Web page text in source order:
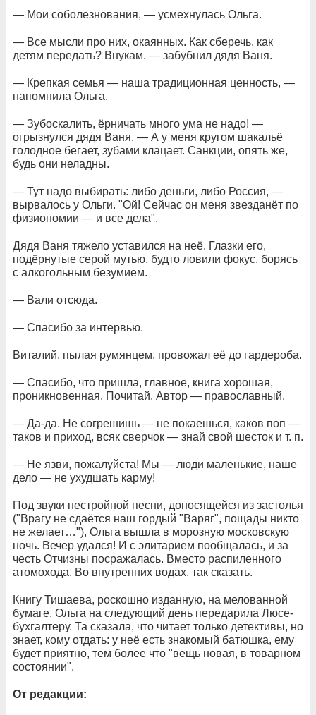
— Мои соболезнования, — усмехнулась Ольга.
— Все мысли про них, окаянных. Как сберечь, как
детям передать? Внукам. — забубнил дядя Ваня.
— Крепкая семья — наша традиционная ценность, —
напомнила Ольга.
— Зубоскалить, ёрничать много ума не надо! —
огрызнулся дядя Ваня. — А у меня кругом шакальё
голодное бегает, зубами клацает. Санкции, опять же,
будь они неладны.
— Тут надо выбирать: либо деньги, либо Россия, —
вырвалось у Ольги. "Ой! Сейчас он меня звезданёт по
физиономии — и все дела".
Дядя Ваня тяжело уставился на неё. Глазки его,
подёрнутые серой мутью, будто ловили фокус, борясь
с алкогольным безумием.
— Вали отсюда.
— Спасибо за интервью.
Виталий, пылая румянцем, провожал её до гардероба.
— Спасибо, что пришла, главное, книга хорошая,
проникновенная. Почитай. Автор — православный.
— Да-да. Не согрешишь — не покаешься, каков поп —
таков и приход, всяк сверчок — знай свой шесток и т. п.
— Не язви, пожалуйста! Мы — люди маленькие, наше
дело — не ухудшать карму!
Под звуки нестройной песни, доносящейся из застолья
("Врагу не сдаётся наш гордый "Варяг", пощады никто
не желает…"), Ольга вышла в морозную московскую
ночь. Вечер удался! И с элитарием пообщалась, и за
честь Отчизны посражалась. Вместо распиленного
атомохода. Во внутренних водах, так сказать.
Книгу Тишаева, роскошно изданную, на мелованной
бумаге, Ольга на следующий день передарила Люсе-
бухгалтеру. Та сказала, что читает только детективы, но
знает, кому отдать: у неё есть знакомый батюшка, ему
будет приятно, тем более что "вещь новая, в товарном
состоянии".
От редакции: